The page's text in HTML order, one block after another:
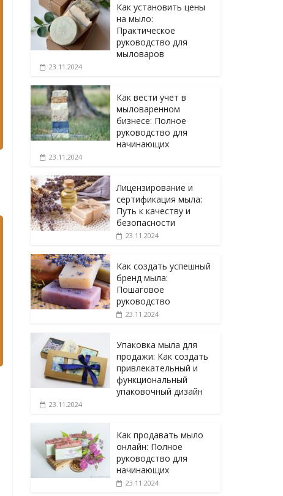
Как установить цены
на мыло:
Практическое
руководство для
мыловаров
23.11.2024
Как вести учет в
мыловаренном
бизнесе: Полное
руководство для
начинающих
23.11.2024
Лицензирование и
сертификация мыла:
Путь к качеству и
безопасности
23.11.2024
Как создать успешный
бренд мыла:
Пошаговое
руководство
23.11.2024
Упаковка мыла для
продажи: Как создать
привлекательный и
функциональный
упаковочный дизайн
23.11.2024
Как продавать мыло
онлайн: Полное
руководство для
начинающих
23.11.2024